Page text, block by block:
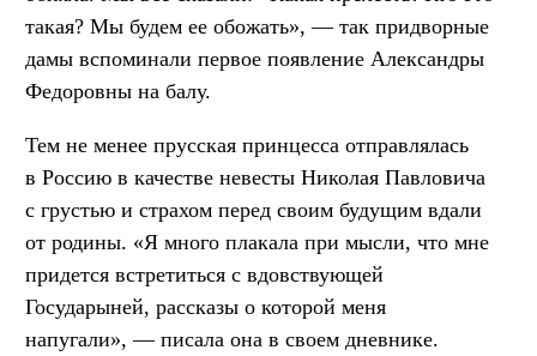
такая? Мы будем ее обожать», — так придворные
дамы вспоминали первое появление Александры
Федоровны на балу.
Тем не менее прусская принцесса отправлялась
в Россию в качестве невесты Николая Павловича
с грустью и страхом перед своим будущим вдали
от родины. «Я много плакала при мысли, что мне
придется встретиться с вдовствующей
Государыней, рассказы о которой меня
напугали», — писала она в своем дневнике.